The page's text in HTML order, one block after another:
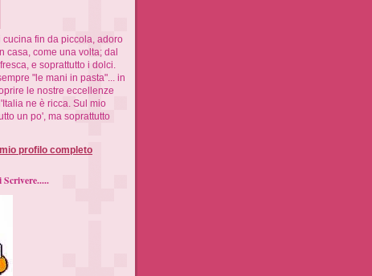
cucina fin da piccola, adoro
casa, come una volta; dal
e soprattutto i dolci.
"le mani in pasta"... in
le nostre eccellenze
ne è ricca. Sul mio
un po', ma soprattutto
profilo completo
Scrivere.....